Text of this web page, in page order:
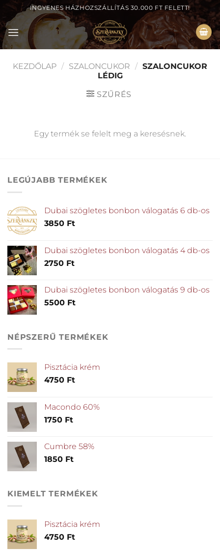
Skip
content
INGYENES HÁZHOZSZÁLLÍTÁS 30.000 FT FELETT!
KEZDŐLAP / SZALONCUKOR / SZALONCUKOR
LÉDIG
SZŰRÉS
Egy termék se felelt meg a keresésnek.
LEGÚJABB TERMÉKEK
Dubai szögletes bonbon válogatás 6 db-os
3850 Ft
Dubai szögletes bonbon válogatás 4 db-os
2750 Ft
Dubai szögletes bonbon válogatás 9 db-os
5500 Ft
NÉPSZERŰ TERMÉKEK
Pisztácia krém
4750 Ft
Macondo 60%
1750 Ft
Cumbre 58%
1850 Ft
KIEMELT TERMÉKEK
Pisztácia krém
4750 Ft